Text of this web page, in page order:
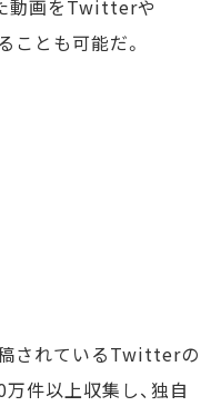
動画をTwitterや
ことも可能だ。
されているTwitterの
件以上収集し、独自